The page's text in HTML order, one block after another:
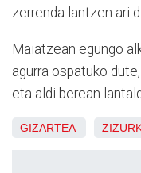
zerrenda lantzen ari
Maiatzean egungo
agurra ospatuko
eta aldi berean
GIZARTEA